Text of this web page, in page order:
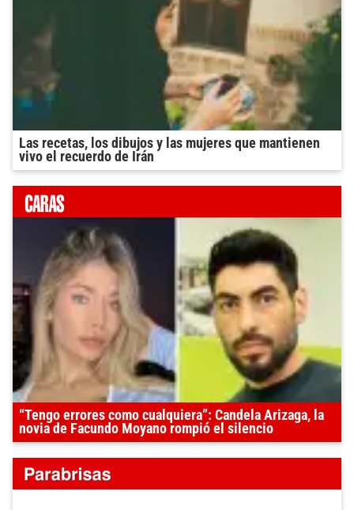
Las recetas, los dibujos y las mujeres que mantienen
vivo el recuerdo de Irán
“Tengo errores como cualquiera”: Candela Arizaga, la
novia de Facundo Moyano rompió el silencio